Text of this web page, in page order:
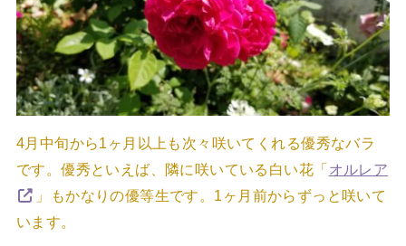
4月中旬から1ヶ月以上も次々咲いてくれる優秀なバラ
です。優秀といえば、隣に咲いている白い花「オルレア
」もかなりの優等生です。1ヶ月前からずっと咲いて
います。